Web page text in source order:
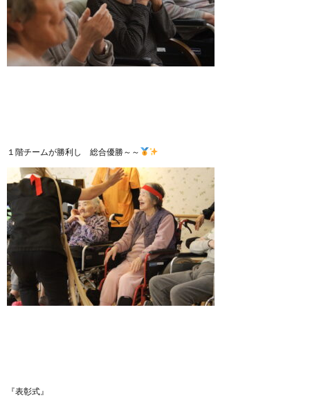
１階チームが勝利し 総合優勝～～
『表彰式』